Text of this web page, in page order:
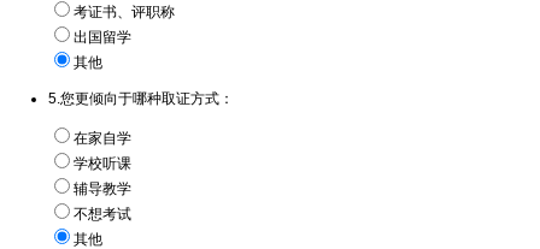
考证书、评职称
出国留学
其他
5.您更倾向于哪种取证方式：
在家自学
学校听课
辅导教学
不想考试
其他